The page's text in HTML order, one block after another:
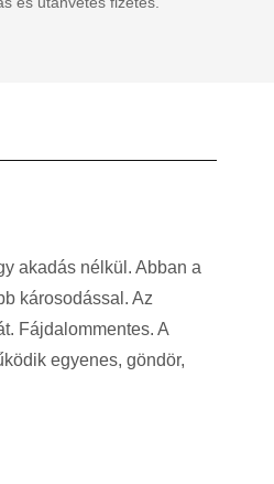
akadás nélkül. Abban a
károsodással. Az
Fájdalommentes. A
egyenes, göndör,